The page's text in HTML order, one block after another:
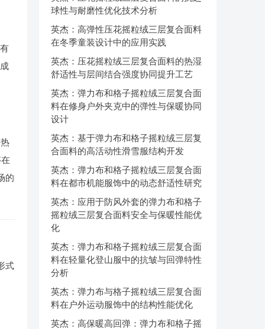
的
式
球性与耐磨性优化技术分析
英杰：高弹性压花摇粒绒三层复合面料
在冬季童装设计中的应用实践
英杰：压花摇粒绒三层复合面料的热湿
舒适性与层间结合强度协同提升工艺
英杰：弹力布和格子摇粒绒三层复合面
料在修身户外夹克中的弹性与保暖协同
设计
英杰：基于弹力布和格子摇粒绒三层复
合面料的高活动性滑雪服结构开发
英杰：弹力布和格子摇粒绒三层复合面
料在都市机能服饰中的动态舒适性研究
英杰：应用于防风外套的弹力布和格子
摇粒绒三层复合面料安全与保暖性能优
化
英杰：弹力布和格子摇粒绒三层复合面
料在轻量化登山服中的抗皱与回弹特性
分析
英杰：弹力布与格子摇粒绒三层复合面
料在户外运动服饰中的结构性能优化
英杰：高保暖高回弹：弹力布和格子摇